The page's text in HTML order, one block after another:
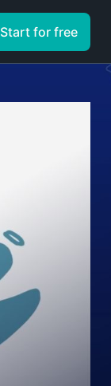
Start for free